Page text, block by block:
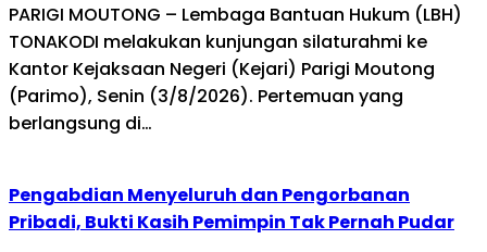
PARIGI MOUTONG – Lembaga Bantuan Hukum (LBH)
TONAKODI melakukan kunjungan silaturahmi ke
Kantor Kejaksaan Negeri (Kejari) Parigi Moutong
(Parimo), Senin (3/8/2026). Pertemuan yang
berlangsung di…
Pengabdian Menyeluruh dan Pengorbanan
Pribadi, Bukti Kasih Pemimpin Tak Pernah Pudar